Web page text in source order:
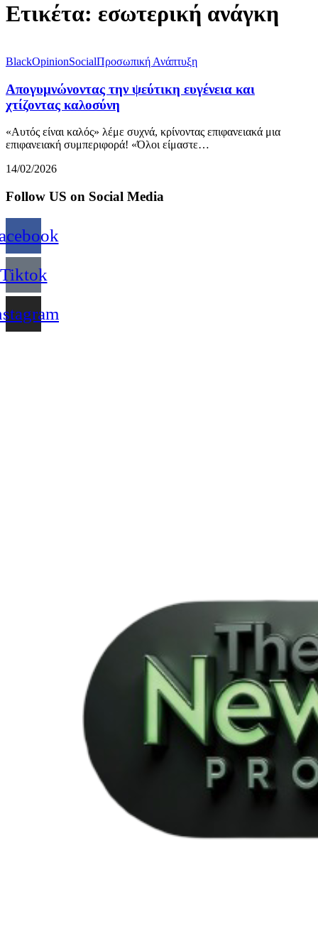
Ετικέτα: εσωτερική ανάγκη
BlackOpinionSocialΠροσωπική Ανάπτυξη
Απογυμνώνοντας την ψεύτικη ευγένεια και
χτίζοντας καλοσύνη
«Αυτός είναι καλός» λέμε συχνά, κρίνοντας επιφανειακά μια
επιφανειακή συμπεριφορά! «Όλοι είμαστε…
14/02/2026
Follow US on Social Media
Tiktok